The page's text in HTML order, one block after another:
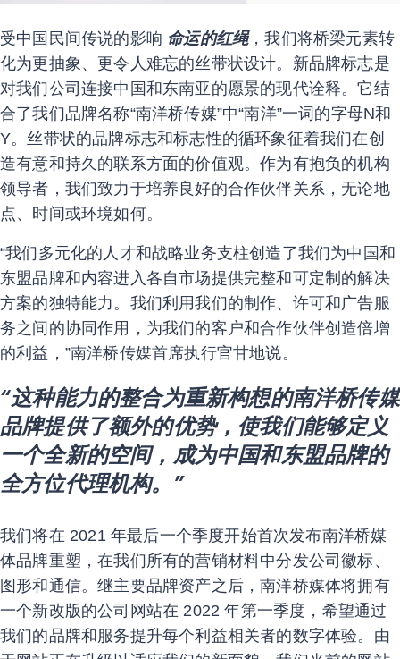
受中国民间传说的影响 命运的红绳，我们将桥梁元素转
化为更抽象、更令人难忘的丝带状设计。新品牌标志是
对我们公司连接中国和东南亚的愿景的现代诠释。它结
合了我们品牌名称“南洋桥传媒”中“南洋”一词的字母N和
Y。丝带状的品牌标志和标志性的循环象征着我们在创
造有意和持久的联系方面的价值观。作为有抱负的机构
领导者，我们致力于培养良好的合作伙伴关系，无论地
点、时间或环境如何。
“我们多元化的人才和战略业务支柱创造了我们为中国和
东盟品牌和内容进入各自市场提供完整和可定制的解决
方案的独特能力。我们利用我们的制作、许可和广告服
务之间的协同作用，为我们的客户和合作伙伴创造倍增
的利益，”南洋桥传媒首席执行官甘地说。
“这种能力的整合为重新构想的南洋桥传媒
品牌提供了额外的优势，使我们能够定义
一个全新的空间，成为中国和东盟品牌的
全方位代理机构。”
我们将在 2021 年最后一个季度开始首次发布南洋桥媒
体品牌重塑，在我们所有的营销材料中分发公司徽标、
图形和通信。继主要品牌资产之后，南洋桥媒体将拥有
一个新改版的公司网站在 2022 年第一季度，希望通过
我们的品牌和服务提升每个利益相关者的数字体验。由